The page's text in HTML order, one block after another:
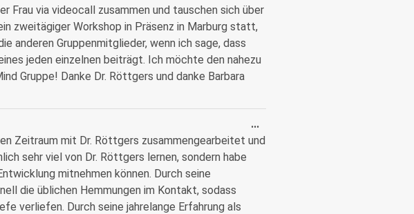
Frau via videocall zusammen und tauschen sich über
zweitägiger Workshop in Präsenz in Marburg statt,
anderen Gruppenmitglieder, wenn ich sage, dass
jeden einzelnen beiträgt. Ich möchte den nahezu
Gruppe! Danke Dr. Röttgers und danke Barbara
Zeitraum mit Dr. Röttgers zusammengearbeitet und
sehr viel von Dr. Röttgers lernen, sondern habe
mitnehmen können. Durch seine
die üblichen Hemmungen im Kontakt, sodass
verliefen. Durch seine jahrelange Erfahrung als
...